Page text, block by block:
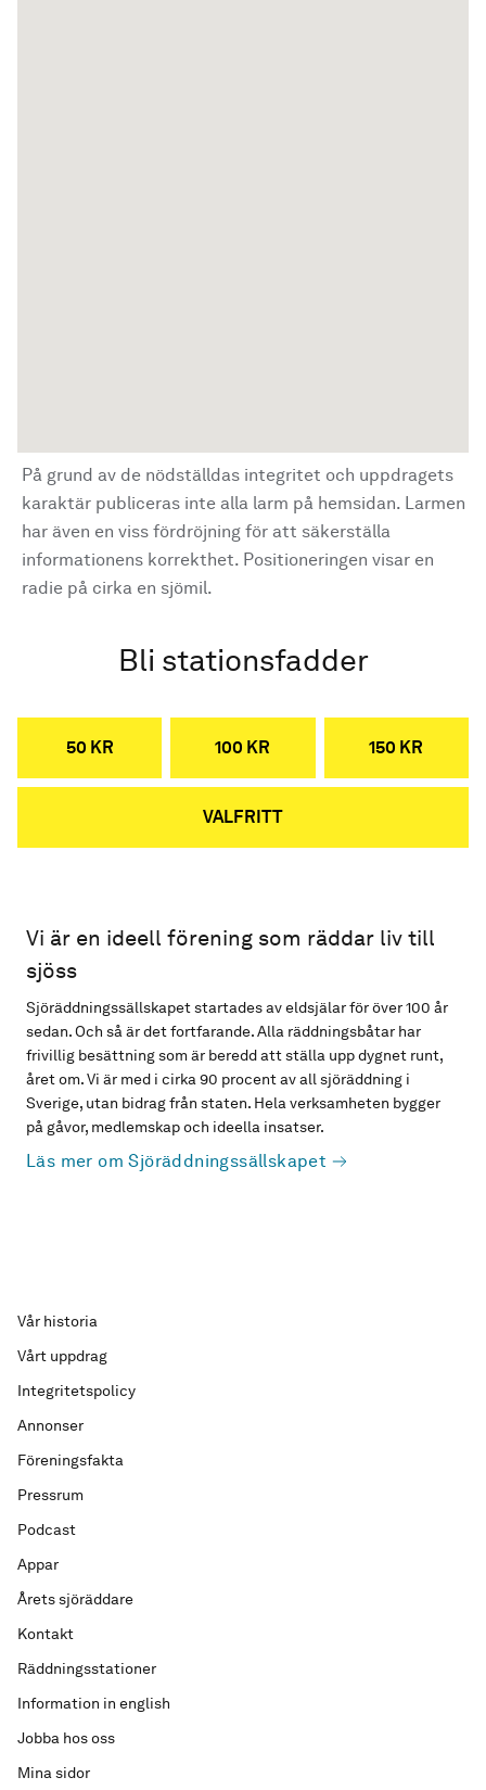
På grund av de nödställdas integritet och uppdragets
karaktär publiceras inte alla larm på hemsidan. Larmen
har även en viss fördröjning för att säkerställa
informationens korrekthet. Positioneringen visar en
radie på cirka en sjömil.
Bli stationsfadder
50 KR 100 KR 150 KR
VALFRITT
Vi är en ideell förening som räddar liv till
sjöss
Sjöräddningssällskapet startades av eldsjälar för över 100 år
sedan. Och så är det fortfarande. Alla räddningsbåtar har
frivillig besättning som är beredd att ställa upp dygnet runt,
året om. Vi är med i cirka 90 procent av all sjöräddning i
Sverige, utan bidrag från staten. Hela verksamheten bygger
på gåvor, medlemskap och ideella insatser.
Läs mer om Sjöräddningssällskapet
Vår historia
Vårt uppdrag
Integritetspolicy
Annonser
Föreningsfakta
Pressrum
Podcast
Appar
Årets sjöräddare
Kontakt
Räddningsstationer
Information in english
Jobba hos oss
Mina sidor